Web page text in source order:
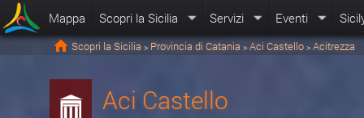
Mappa Scopri la Sicilia Servizi Eventi
Scopri la Sicilia > Provincia di Catania > Aci Castello > Acitrezza
Aci Castello